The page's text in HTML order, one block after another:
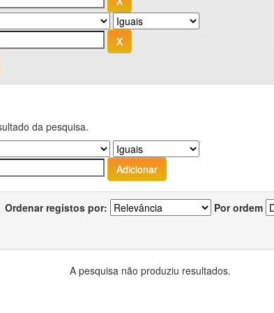
da pesquisa.
Ordenar registos por: Por ordem
A pesquisa não produziu resultados.